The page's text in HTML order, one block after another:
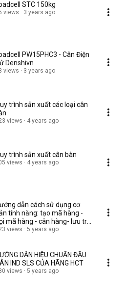
STC 150kg
views 3 years ago
PW15PHC3 - Cân Điện
Denshivn
views 3 years ago
trình sản xuất các loại cân
views 4 years ago
trình sản xuất cân bàn
views 4 years ago
dẫn cách sử dụng cơ
tính năng: tạo mã hàng -
mã hàng - cân hàng- lưu trữ
liệu cân
views 5 years ago
DẪN HIỆU CHUẨN ĐẦU
CÂN IND SLS CỦA HÃNG HCT
views 5 years ago